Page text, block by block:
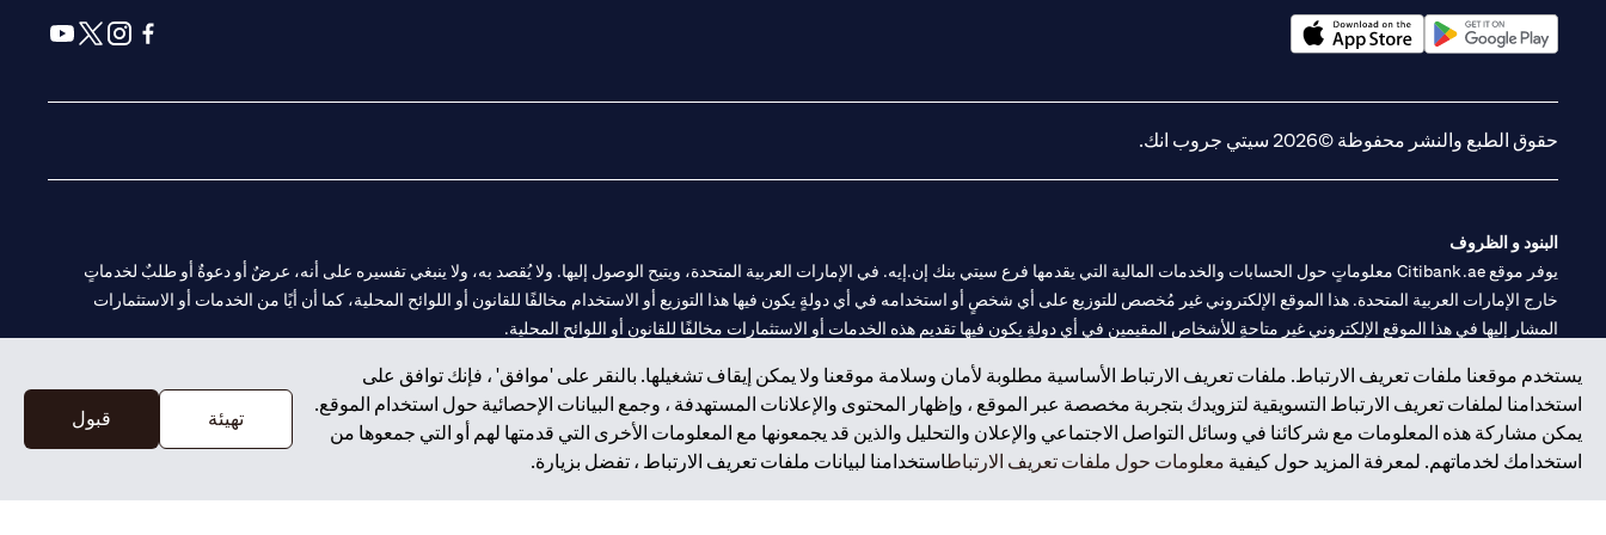
يستخدم موقعنا ملفات تعريف الارتباط. ملفات تعريف الارتباط الأساسية مطلوبة لأمان وسلامة موقعنا ولا يمكن إيقاف تشغيلها. بالنقر على 'موافق' ، فإنك توافق على
استخدامنا لملفات تعريف الارتباط التسويقية لتزويدك بتجربة مخصصة عبر الموقع ، وإظهار المحتوى والإعلانات المستهدفة ، وجمع البيانات الإحصائية حول استخدام الموقع.
يمكن مشاركة هذه المعلومات مع شركائنا في وسائل التواصل الاجتماعي والإعلان والتحليل والذين قد يجمعونها مع المعلومات الأخرى التي قدمتها لهم أو التي جمعوها من
استخدامك لخدماتهم. لمعرفة المزيد حول كيفية معلومات حول ملفات تعريف الارتباطاستخدامنا لبيانات ملفات تعريف الارتباط ، تفضل بزيارة.
تهيئة قبول
حقوق الطبع والنشر محفوظة ©2026 سيتي جروب انك.
البنود و الظروف
يوفر موقع Citibank.ae معلوماتٍ حول الحسابات والخدمات المالية التي يقدمها فرع سيتي بنك إن.إيه. في الإمارات العربية المتحدة، ويتيح الوصول إليها. ولا يُقصد به، ولا ينبغي تفسيره على أنه، عرضٌ أو دعوةٌ أو طلبٌ لخدماتٍ
خارج الإمارات العربية المتحدة. هذا الموقع الإلكتروني غير مُخصص للتوزيع على أي شخصٍ أو استخدامه في أي دولةٍ يكون فيها هذا التوزيع أو الاستخدام مخالفًا للقانون أو اللوائح المحلية، كما أن أيًا من الخدمات أو الاستثمارات
المشار إليها في هذا الموقع الإلكتروني غير متاحةٍ للأشخاص المقيمين في أي دولةٍ يكون فيها تقديم هذه الخدمات أو الاستثمارات مخالفًا للقانون أو اللوائح المحلية.
سيتي بنك هي علامة خدمة لشركة Citigroup Inc. أو .Citibank N.A ، مستخدمة ومسجلة في جميع أنحاء العالم.
سيتي بنك إن. إيه. الإمارات مسجل لدى مصرف الإمارات المركزي تحت أرقام التراخيص 202563 لفرع الوصل في دبي، 531989 لفرع مول الإمارات في دبي، و CN-1002019لفرع أبوظبي. هاتف: 4000 311 04.
فرع سيتي بنك إن إيه - الإمارات العربية المتحدة مرخص من مصرف الإمارات العربية المتحدة المركزي كفرع لبنك أجنبي.
سيتي بنك إن إيه الإمارات العربية المتحدة مرخص من هيئة الأوراق المالية والسلع في الإمارات العربية المتحدة ("SCA") للقيام بالنشاط المالي لـ أ) الاستشارات المالية والتعريف والترويج بموجب ترخيص رقم 20200000097 ب)